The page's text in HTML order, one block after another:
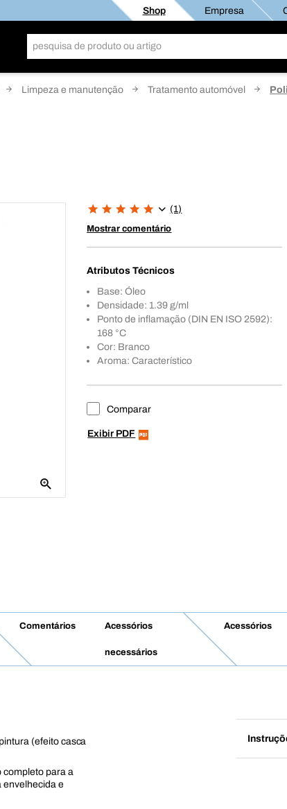
Shop Empresa
Limpeza e manutenção Tratamento automóvel
(1)
Mostrar comentário
Atributos Técnicos
Base: Óleo
Densidade: 1.39 g/ml
Ponto de inflamação (DIN EN ISO 2592):
168 °C
Cor: Branco
Aroma: Característico
Comparar
Exibir PDF
Comentários Acessórios
necessários
Acessórios
(efeito casca
completo para a
envelhecida e